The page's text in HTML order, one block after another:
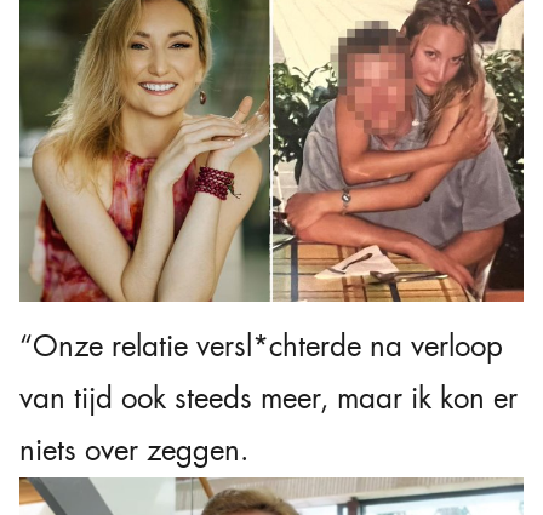
“Onze relatie versl*chterde na verloop
van tijd ook steeds meer, maar ik kon er
niets over zeggen.